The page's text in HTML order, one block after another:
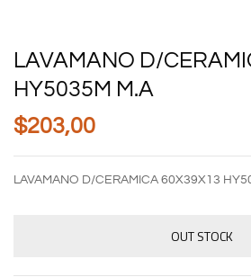
LAVAMANO D/
HY5035M M.A
$203,00
LAVAMANO D/CERAMICA 60X39X13
OUT STOCK